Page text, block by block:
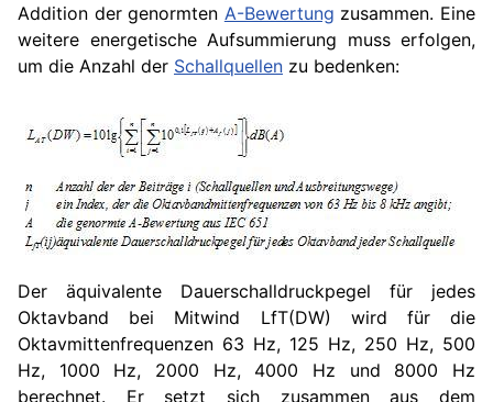
Addition der genormten A-Bewertung zusammen. Eine
weitere energetische Aufsummierung muss erfolgen,
um die Anzahl der Schallquellen zu bedenken:
Der äquivalente Dauerschalldruckpegel für jedes
Oktavband bei Mitwind LfT(DW) wird für die
Oktavmittenfrequenzen 63 Hz, 125 Hz, 250 Hz, 500
Hz, 1000 Hz, 2000 Hz, 4000 Hz und 8000 Hz
berechnet. Er setzt sich zusammen aus dem